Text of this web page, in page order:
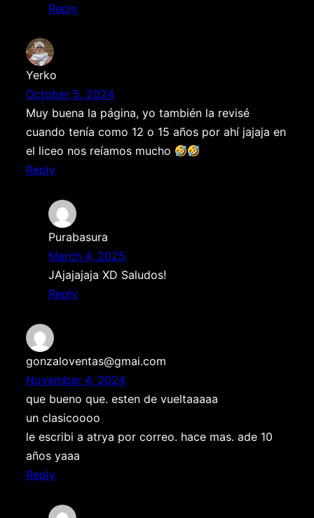
Reply
Yerko
October 5, 2024
Muy buena la página, yo también la revisé
cuando tenía como 12 o 15 años por ahí jajaja en
el liceo nos reíamos mucho
Reply
Purabasura
March 4, 2025
JAjajajaja XD Saludos!
Reply
gonzaloventas@gmai.com
November 4, 2024
que bueno que. esten de vueltaaaaa
un clasicoooo
le escribi a atrya por correo. hace mas. ade 10
años yaaa
Reply